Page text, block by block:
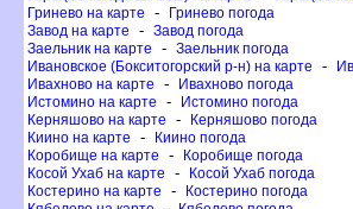
Гринево на карте
-
Гринево погода
Завод на карте
- Завод погода
Заельник на карте
- Заельник погода
Ивановское (Бокситогорский р-н) на карте
-
Ивахново на карте
-
Ивахново погода
Истомино на карте
-
Истомино погода
Керняшово на карте
-
Керняшово погода
Киино на карте
-
Киино погода
Коробище на карте
-
Коробище погода
Косой Ухаб на карте
-
Косой Ухаб погода
Костерино на карте
-
Костерино погода